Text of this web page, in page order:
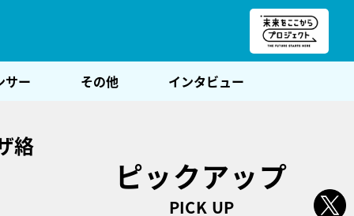
サー その他 インタビュー
絡
ピックアップ
PICK UP